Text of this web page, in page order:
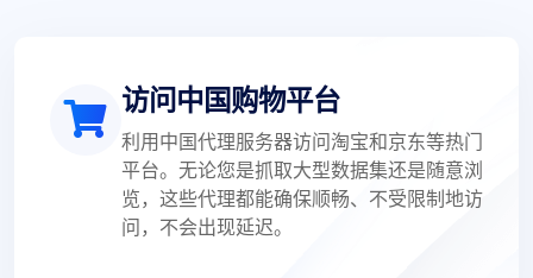
访问中国购物平台
利用中国代理服务器访问淘宝和京东等热门
平台。无论您是抓取大型数据集还是随意浏
览，这些代理都能确保顺畅、不受限制地访
问，不会出现延迟。